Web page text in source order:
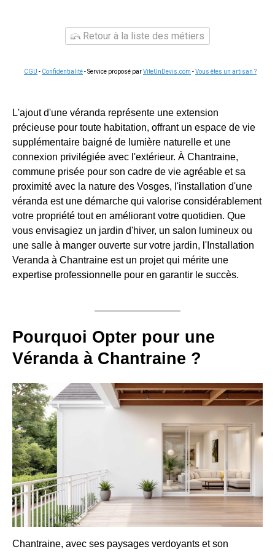
Retour à la liste des métiers
CGU - Confidentialité- Service proposé parViteUnDevis.com -Vous êtes un artisan ?
L'ajout d'une véranda représente une extension
précieuse pour toute habitation, offrant un espace de vie
supplémentaire baigné de lumière naturelle et une
connexion privilégiée avec l'extérieur. À Chantraine,
commune prisée pour son cadre de vie agréable et sa
proximité avec la nature des Vosges, l'installation d'une
véranda est une démarche qui valorise considérablement
votre propriété tout en améliorant votre quotidien. Que
vous envisagiez un jardin d'hiver, un salon lumineux ou
une salle à manger ouverte sur votre jardin, l'Installation
Veranda à Chantraine est un projet qui mérite une
expertise professionnelle pour en garantir le succès.
Pourquoi Opter pour une
Véranda à Chantraine ?
Chantraine, avec ses paysages verdoyants et son